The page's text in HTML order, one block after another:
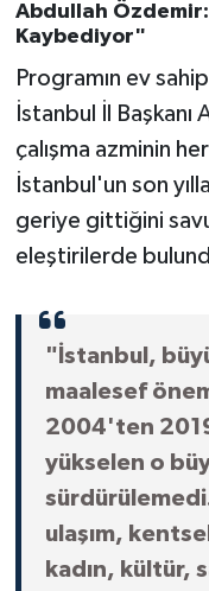
Abdullah
Kaybediyor"
Programın ev
İstanbul İl
çalışma azminin
İstanbul'un son
geriye gittiğini
eleştirilerde
"İstanbul,
maalesef
2004'ten
yükselen o
ulaşım,
kadın, kültür,